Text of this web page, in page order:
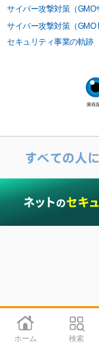
ホーム 検索
サイバー攻撃対策（GMO
サイバー攻撃対策（GMO
セキュリティ事業の軌跡